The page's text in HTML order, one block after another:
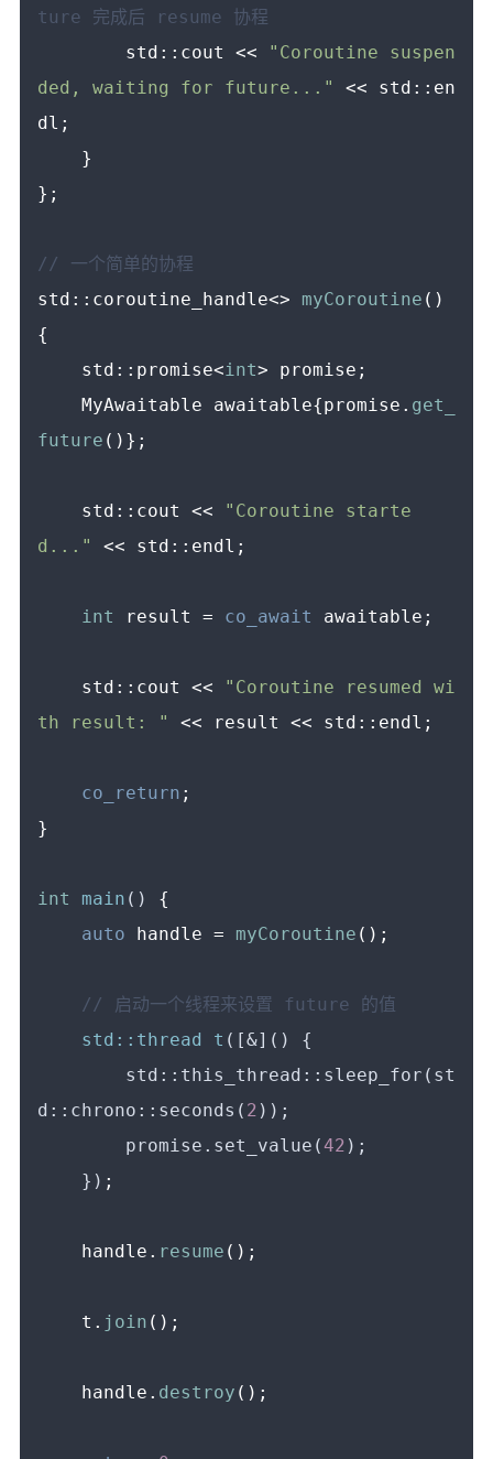
ture 完成后 resume 协程
        std::cout <<
"Coroutine suspen
ded, waiting for future..."
<< std::en
dl;
};
// 一个简单的协程
std::coroutine_handle<> myCoroutine ()
{
    std::promise<
int> promise;
    MyAwaitable awaitable{promise.
get_
future ()};
    std::cout <<
"Coroutine starte
d..."
<< std::endl;
int result = co_await awaitable;
    std::cout <<
"Coroutine resumed wi
th result: "
<< result << std::endl;
co_return ;
}
int main ()
{
auto handle = myCoroutine ();
// 启动一个线程来设置 future 的值
std::thread t ([&]() {
d::chrono::seconds( 2 ));
        promise.set_value(
42 );
    })
;
    handle.
resume ();
    t.
join ();
    handle.
destroy ();